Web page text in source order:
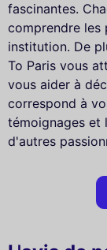
fascinantes.
comprendre
institution. De
To Paris vous
vous aider à
correspond à
témoignages et
d'autres